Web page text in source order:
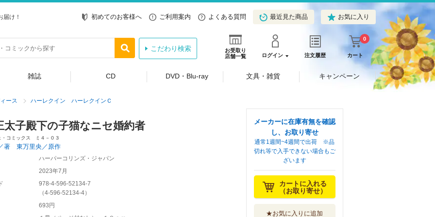
け！ 初めてのお客様へ ご利用案内 よくある質問 最近見た商品 お気に入り
お受取り
店舗一覧
ログイン 注文履歴 カート
0
こだわり検索
雑誌 CD DVD・Blu-ray 文具・雑貨 キャンペーン
ース ハーレクイン ハーレクインＣ
太子殿下の子猫なニセ婚約者
・コミックス ミ４－０３
著 東万里央／原作
ハーパーコリンズ・ジャパン
2023年7月
978-4-596-52134-7
（4-596-52134-4）
693円
メーカーに在庫有無を確認
し、お取り寄せ
通常1週間~4週間で出荷 ※品
切れ等で入手できない場合もご
ざいます
カートに入れる
（お取り寄せ）
★お気に入りに追加